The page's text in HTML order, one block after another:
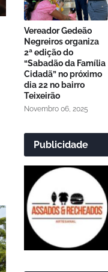
Vereador Gedeão
Negreiros organiza
2ª edição do
“Sabadão da Família
Cidadã” no próximo
dia 22 no bairro
Teixeirão
Novembro 06, 2025
Publicidade